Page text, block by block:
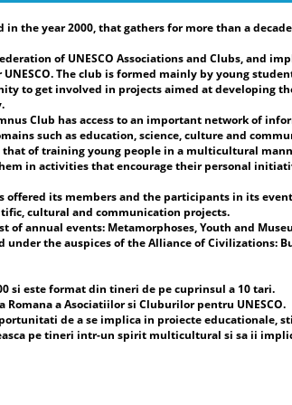
the year 2000, that gathers for more than a
of UNESCO Associations and Clubs, and
The club is formed mainly by young
to get involved in projects aimed at developing
Club has access to an important network of
such as education, science, culture and
of training young people in a multicultural
in activities that encourage their personal
offered its members and the participants in its
cultural and communication projects.
of annual events: Metamorphoses, Youth and
under the auspices of the Alliance of Civilizations:
si este format din tineri de pe cuprinsul a 10 tari.
a Asociatiilor si Cluburilor pentru UNESCO.
de a se implica in proiecte educationale,
pe tineri intr-un spirit multicultural si sa ii